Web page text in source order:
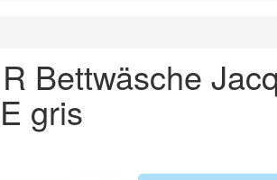
Bettwäsche
gris